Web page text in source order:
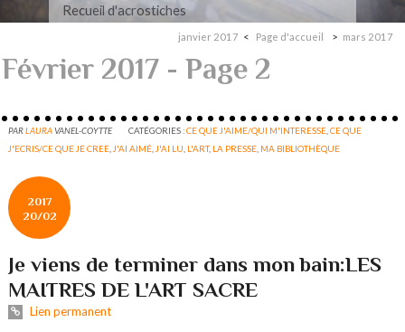
Recueil d'acrostiches
janvier 2017 Page d'accueil mars 2017
Février 2017 - Page 2
PARLAURAVANEL-COYTTE CATÉGORIES :CE QUE J'AIME/QUI M'INTERESSE ,CE QUE
J'ECRIS/CE QUE JE CREE J'AI AIMÉ J'AI LU L'ART, LA PRESSE MA BIBLIOTHÈQUE
2017
20/02
Je viens de terminer dans mon bain:LES
MAITRES DE L'ART SACRE
Lien permanent